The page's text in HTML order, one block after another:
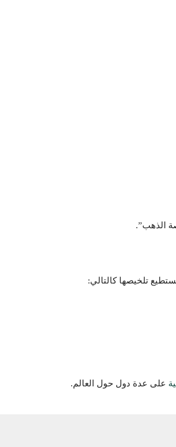
على عدة دول حول العالم.